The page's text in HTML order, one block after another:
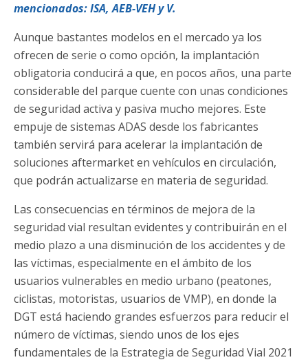
mencionados: ISA, AEB-VEH y V.
Aunque bastantes modelos en el mercado ya los
ofrecen de serie o como opción, la implantación
obligatoria conducirá a que, en pocos años, una parte
considerable del parque cuente con unas condiciones
de seguridad activa y pasiva mucho mejores. Este
empuje de sistemas ADAS desde los fabricantes
también servirá para acelerar la implantación de
soluciones aftermarket en vehículos en circulación,
que podrán actualizarse en materia de seguridad.
Las consecuencias en términos de mejora de la
seguridad vial resultan evidentes y contribuirán en el
medio plazo a una disminución de los accidentes y de
las víctimas, especialmente en el ámbito de los
usuarios vulnerables en medio urbano (peatones,
ciclistas, motoristas, usuarios de VMP), en donde la
DGT está haciendo grandes esfuerzos para reducir el
número de víctimas, siendo unos de los ejes
fundamentales de la Estrategia de Seguridad Vial 2021